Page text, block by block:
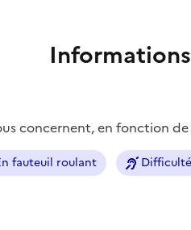
concernent, en fonction
fauteuil roulant